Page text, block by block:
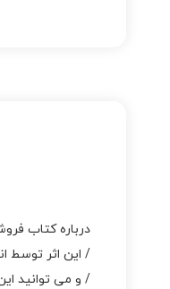
درباره کتاب
/ این اثر توسط
/ و می توانید